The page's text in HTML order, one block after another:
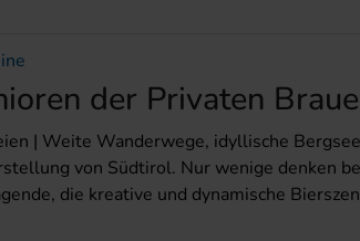
der Privaten
| Weite Wanderwege, idyllische
von Südtirol. Nur wenige denken
die kreative und dynamische